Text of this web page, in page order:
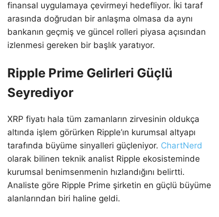
finansal uygulamaya çevirmeyi hedefliyor. İki taraf
arasında doğrudan bir anlaşma olmasa da aynı
bankanın geçmiş ve güncel rolleri piyasa açısından
izlenmesi gereken bir başlık yaratıyor.
Ripple Prime Gelirleri Güçlü
Seyrediyor
XRP fiyatı hala tüm zamanların zirvesinin oldukça
altında işlem görürken Ripple’ın kurumsal altyapı
tarafında büyüme sinyalleri güçleniyor. ChartNerd
olarak bilinen teknik analist Ripple ekosisteminde
kurumsal benimsenmenin hızlandığını belirtti.
Analiste göre Ripple Prime şirketin en güçlü büyüme
alanlarından biri haline geldi.